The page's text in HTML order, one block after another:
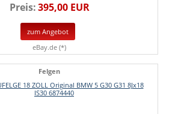
Preis:395,00 EUR
zum Angebot
eBay.de (*)
Felgen